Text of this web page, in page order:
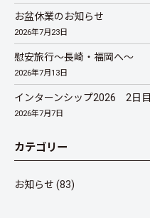
お盆休業のお知らせ
2026年7月23日
慰安旅行～長崎・福岡へ～
2026年7月13日
インターンシップ2026 2日目
2026年7月7日
カテゴリー
お知らせ (83)